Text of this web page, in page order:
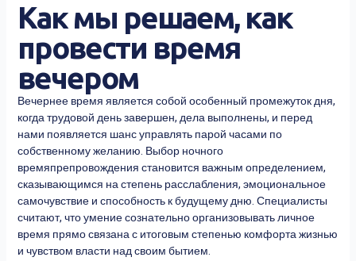
Как мы решаем, как
провести время
вечером
Вечернее время является собой особенный промежуток дня,
когда трудовой день завершен, дела выполнены, и перед
нами появляется шанс управлять парой часами по
собственному желанию. Выбор ночного
времяпрепровождения становится важным определением,
сказывающимся на степень расслабления, эмоциональное
самочувствие и способность к будущему дню. Специалисты
считают, что умение сознательно организовывать личное
время прямо связана с итоговым степенью комфорта жизнью
и чувством власти над своим бытием.